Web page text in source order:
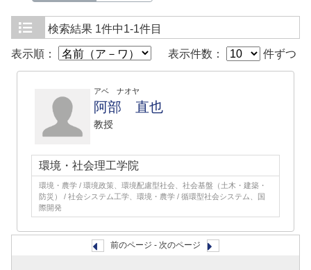
検索結果 1件中1-1件目
表示順： 表示件数： 件ずつ
アベ ナオヤ
阿部 直也
教授
環境・社会理工学院
環境・農学 / 環境政策、環境配慮型社会、社会基盤（土木・建築・
防災） / 社会システム工学、環境・農学 / 循環型社会システム、国
際開発
前のページ - 次のページ